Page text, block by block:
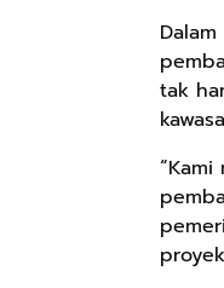
tak
&